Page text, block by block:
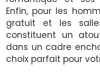
Enfin, pour les
gratuit et les
constituent un
dans un cadre
choix parfait pour